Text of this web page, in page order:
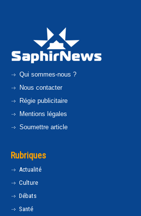
Qui sommes-nous ?
Nous contacter
Régie publicitaire
Mentions légales
Soumettre article
Rubriques
Actualité
Culture
Débats
Santé